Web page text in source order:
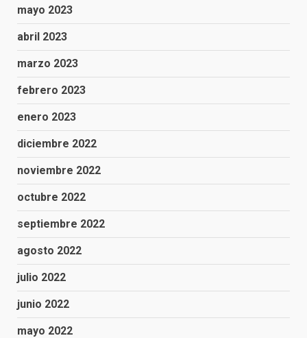
mayo 2023
abril 2023
marzo 2023
febrero 2023
enero 2023
diciembre 2022
noviembre 2022
octubre 2022
septiembre 2022
agosto 2022
julio 2022
junio 2022
mayo 2022